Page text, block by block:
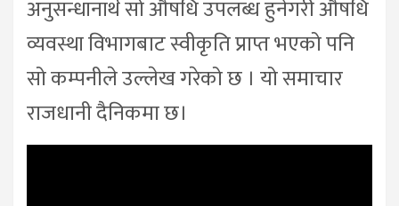
अनुसन्धानार्थ सो औषधि उपलब्ध हुनेगरी औषधि
व्यवस्था विभागबाट स्वीकृति प्राप्त भएको पनि
सो कम्पनीले उल्लेख गरेको छ । यो समाचार
राजधानी दैनिकमा छ।